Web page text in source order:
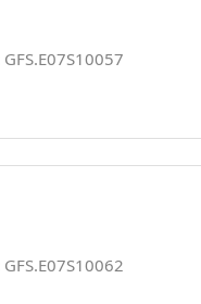
GFS.E07S10057
GFS.E07S10062